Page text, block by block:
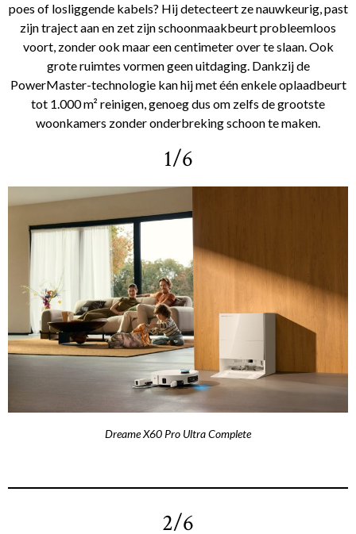
poes of losliggende kabels? Hij detecteert ze nauwkeurig, past
zijn traject aan en zet zijn schoonmaakbeurt probleemloos
voort, zonder ook maar een centimeter over te slaan. Ook
grote ruimtes vormen geen uitdaging. Dankzij de
PowerMaster-technologie kan hij met één enkele oplaadbeurt
tot 1.000 m² reinigen, genoeg dus om zelfs de grootste
woonkamers zonder onderbreking schoon te maken.
1/6
Dreame X60 Pro Ultra Complete
2/6